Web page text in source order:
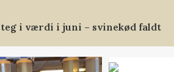
i værdi i juni – svinekød faldt